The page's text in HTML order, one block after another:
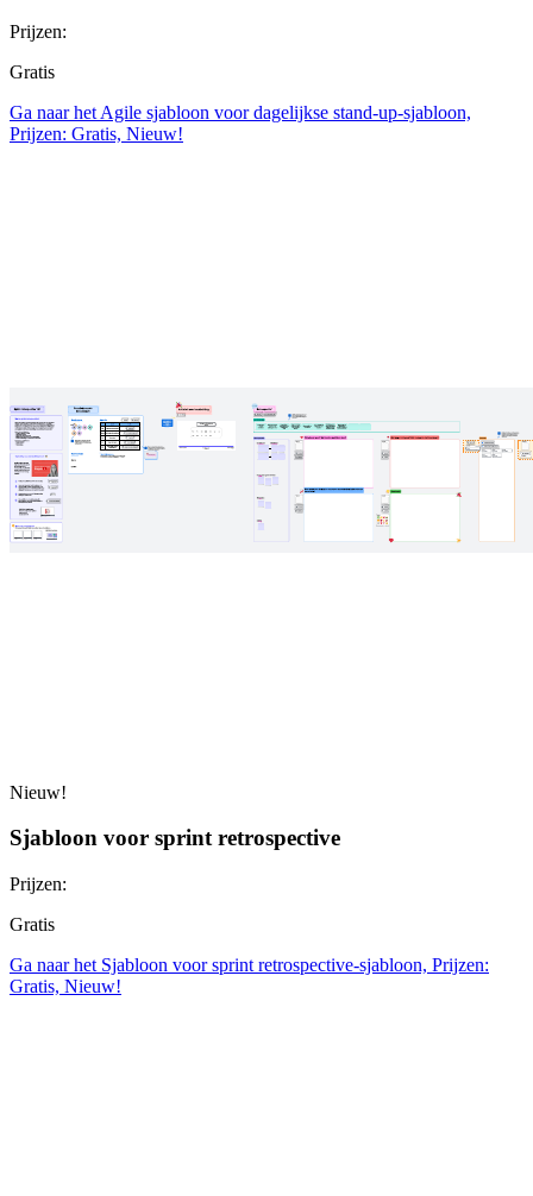
Prijzen:
Gratis
Ga naar het Agile sjabloon voor dagelijkse stand-up-sjabloon,
Prijzen: Gratis, Nieuw!
Nieuw!
Sjabloon voor sprint retrospective
Prijzen:
Gratis
Ga naar het Sjabloon voor sprint retrospective-sjabloon, Prijzen:
Gratis, Nieuw!